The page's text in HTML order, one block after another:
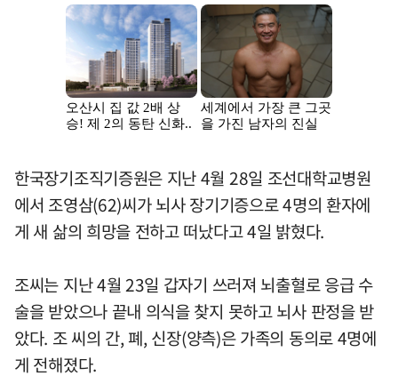
한국장기조직기증원은 지난 4월 28일 조선대학교병원
에서 조영삼(62)씨가 뇌사 장기기증으로 4명의 환자에
게 새 삶의 희망을 전하고 떠났다고 4일 밝혔다.
조씨는 지난 4월 23일 갑자기 쓰러져 뇌출혈로 응급 수
술을 받았으나 끝내 의식을 찾지 못하고 뇌사 판정을 받
았다. 조 씨의 간, 폐, 신장(양측)은 가족의 동의로 4명에
게 전해졌다.